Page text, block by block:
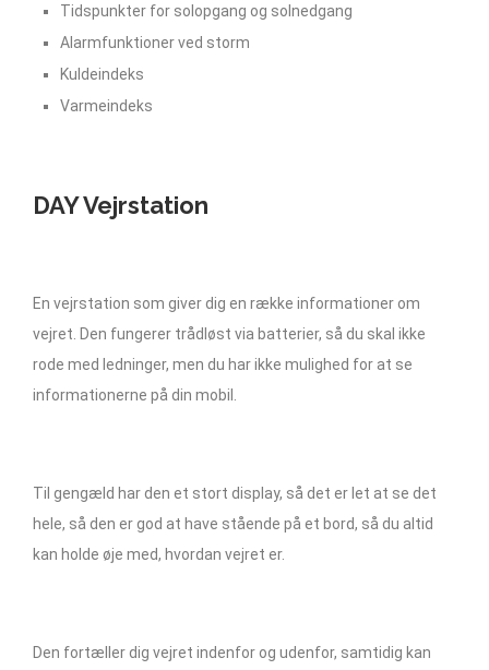
Tidspunkter for solopgang og solnedgang
Alarmfunktioner ved storm
Kuldeindeks
Varmeindeks
DAY Vejrstation
En vejrstation som giver dig en række informationer om
vejret. Den fungerer trådløst via batterier, så du skal ikke
rode med ledninger, men du har ikke mulighed for at se
informationerne på din mobil.
Til gengæld har den et stort display, så det er let at se det
hele, så den er god at have stående på et bord, så du altid
kan holde øje med, hvordan vejret er.
Den fortæller dig vejret indenfor og udenfor, samtidig kan